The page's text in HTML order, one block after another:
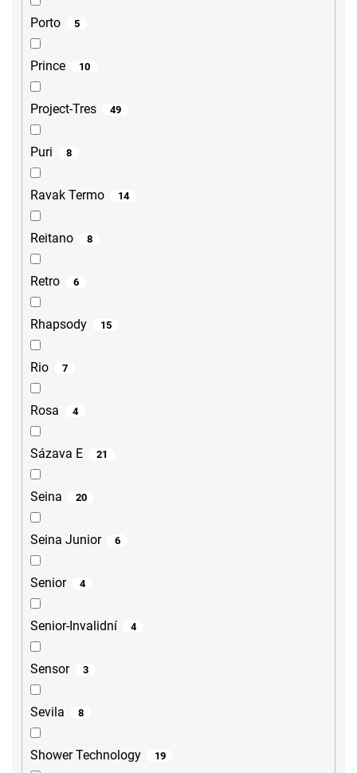
Porto 5
Prince 10
Project-Tres 49
Puri 8
Ravak Termo 14
Reitano 8
Retro 6
Rhapsody 15
Rio 7
Rosa 4
Sázava E 21
Seina 20
Seina Junior 6
Senior 4
Senior-Invalidní 4
Sensor 3
Sevila 8
Shower Technology 19